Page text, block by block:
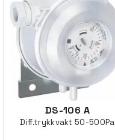
DS-106 A
Diff.trykkvakt 50-500Pa